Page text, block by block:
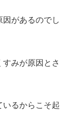
があるのでし
みが原因とさ
いるからこそ起